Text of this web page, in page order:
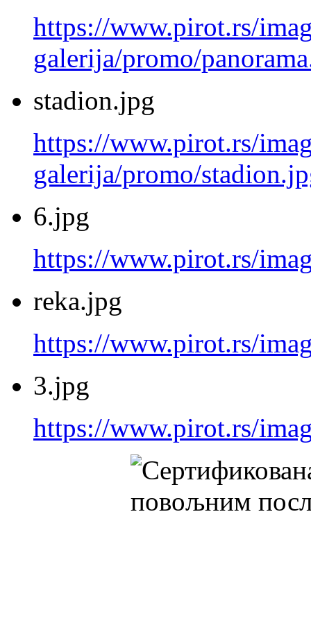
https://www.pirot.rs/
galerija/promo/
stadion.jpg
https://www.pirot.rs/
galerija/promo/
6.jpg
https://www.pirot.rs/
reka.jpg
https://www.pirot.rs/
3.jpg
https://www.pirot.rs/